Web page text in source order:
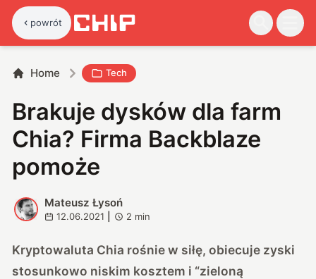
powrót
Home Tech
Brakuje dysków dla farm
Chia? Firma Backblaze
pomoże
M
Mateusz Łysoń
12.06.2021 2 min
Kryptowaluta Chia rośnie w siłę, obiecuje zyski
stosunkowo niskim kosztem i “zieloną